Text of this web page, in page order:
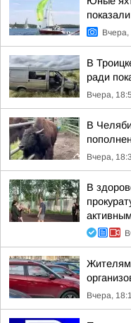
Вчера,
В
ради
Вчера,
В
Вчера,
В
Жителям
Вчера,